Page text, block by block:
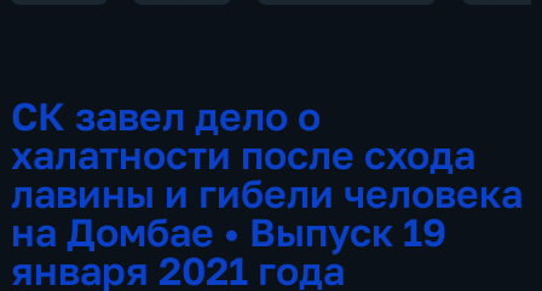
СК завел дело о
халатности после схода
лавины и гибели человека
на Домбае • Выпуск 19
января 2021 года